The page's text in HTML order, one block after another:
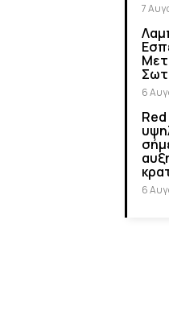
7
6
6